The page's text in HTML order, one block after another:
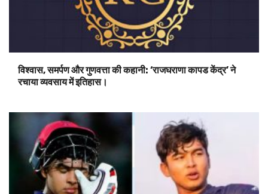
विश्वास, समर्पण और गुणवत्ता की कहानी: ‘राजघराणा कापड केंद्र’ ने
रचाया व्यवसाय में इतिहास।